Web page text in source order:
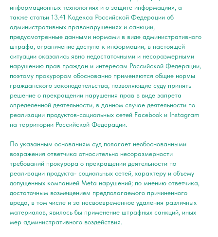
информационных технологиях и о защите информации», а
также статьи 13.41 Кодекса Российской Федерации об
административных правонарушениях и санкции,
предусмотренные данными нормами в виде административного
штрафа, ограничение доступа к информации, в настоящей
ситуации оказались явно недостаточными и несоразмерными
нарушению прав граждан и интересам Российской Федерации,
поэтому прокурором обоснованно применяются общие нормы
гражданского законодательства, позволяющие суду принять
решение о прекращении нарушения прав в виде запрета
определенной деятельности, в данном случае деятельности по
реализации продуктов-социальных сетей Facebook и Instagram
на территории Российской Федерации.
По указанным основаниям суд полагает необоснованными
возражения ответчика относительно несоразмерности
требований прокурора о прекращении деятельности по
реализации продукта- социальных сетей, характеру и объему
допущенных компанией Meta нарушений; по мнению ответчика,
достаточным возмещением предполагаемого причиненного
вреда, в том числе и за несвоевременное удаления различных
материалов, явилось бы применение штрафных санкций, иных
мер административного воздействия.